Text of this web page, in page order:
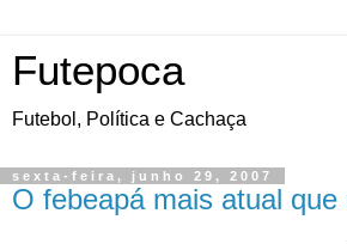
Futepoca
Futebol, Política e Cachaça
sexta-feira, junho 29, 2007
O febeapá mais atual que